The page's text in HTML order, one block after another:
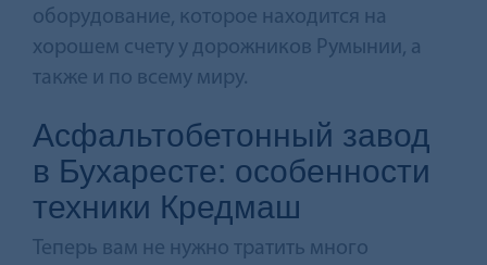
оборудование, которое находится на
хорошем счету у дорожников Румынии, а
также и по всему миру.
Асфальтобетонный завод
в Бухаресте: особенности
техники Кредмаш
Теперь вам не нужно тратить много